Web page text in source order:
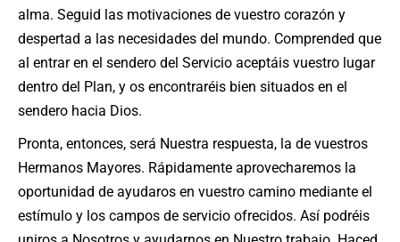
alma. Seguid las motivaciones de vuestro corazón y
despertad a las necesidades del mundo. Comprended que
al entrar en el sendero del Servicio aceptáis vuestro lugar
dentro del Plan, y os encontraréis bien situados en el
sendero hacia Dios.
Pronta, entonces, será Nuestra respuesta, la de vuestros
Hermanos Mayores. Rápidamente aprovecharemos la
oportunidad de ayudaros en vuestro camino mediante el
estímulo y los campos de servicio ofrecidos. Así podréis